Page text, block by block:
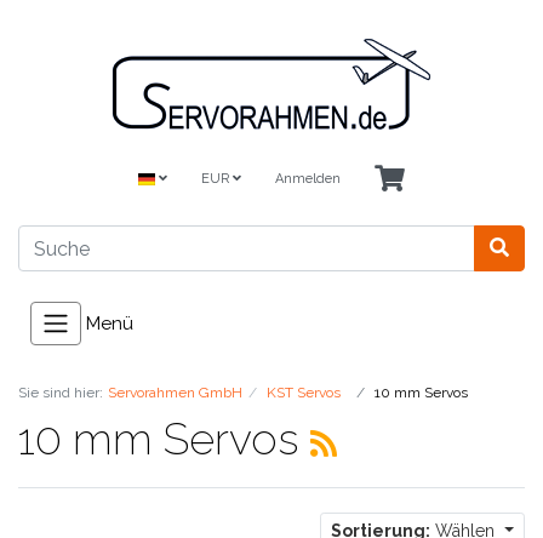
EUR Anmelden
Menü
Sie sind hier: Servorahmen GmbH KST Servos 10 mm Servos
10 mm Servos
Sortierung: Wählen